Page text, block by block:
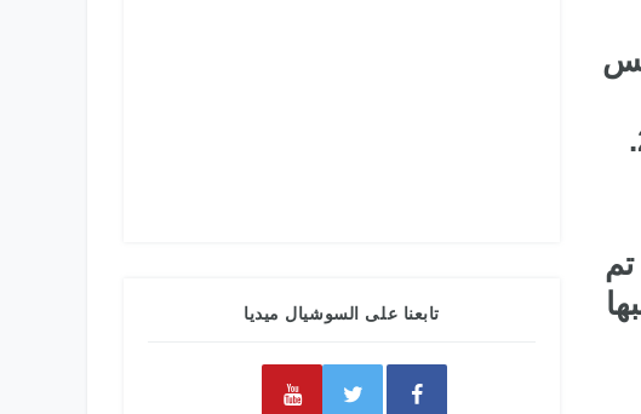
تابعنا على السوشيال ميديا